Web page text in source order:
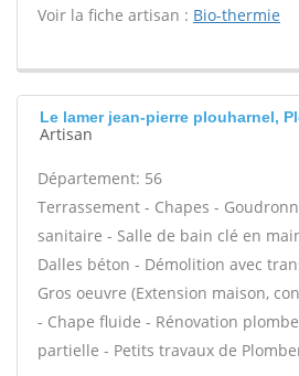
Voir la fiche artisan : Bio-thermie
Le lamer jean-pierre plouharnel,
Artisan
Département: 56
Terrassement - Chapes -
sanitaire - Salle de bain clé en
Dalles béton - Démolition avec
Gros oeuvre (Extension maison,
- Chape fluide - Rénovation
partielle - Petits travaux de